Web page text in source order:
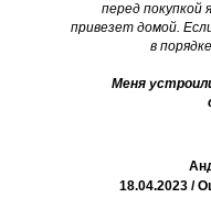
перед покупкой
привезет домой.
в
Меня
18.04.2023 /